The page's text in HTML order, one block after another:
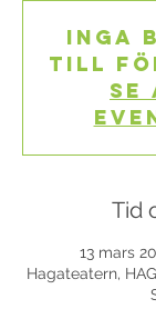
Inga
till
Se
Tid
13 mars
Hagateatern,